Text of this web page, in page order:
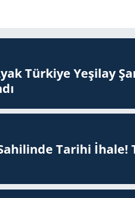
Tür­ki­ye Ye­şi­lay
Tarihi İhale!